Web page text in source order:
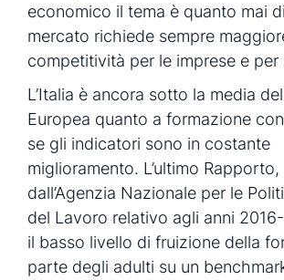
economico il tema è quanto mai
mercato richiede sempre
competitività per le imprese e per
L’Italia è ancora sotto la media
Europea quanto a formazione
se gli indicatori sono in costante
miglioramento. L’ultimo
dall’Agenzia Nazionale per le
del Lavoro relativo agli anni
il basso livello di fruizione della
parte degli adulti su un